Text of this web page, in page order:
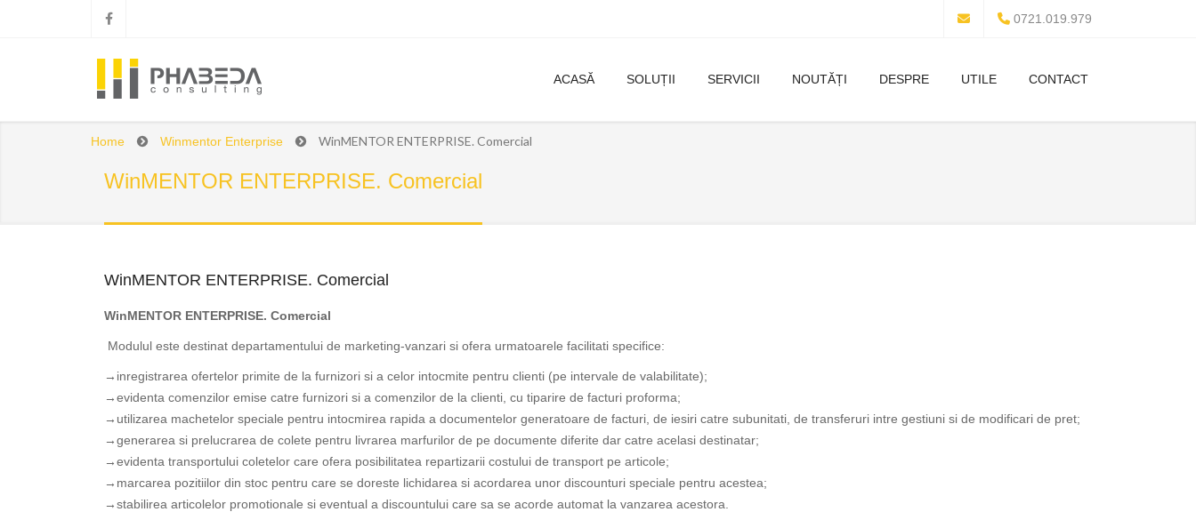
0721.019.979
ACASĂ SOLUȚII SERVICII NOUTĂȚI DESPRE UTILE CONTACT
WinMENTOR ENTERPRISE. Comercial
Home Winmentor Enterprise WinMENTOR ENTERPRISE. Comercial
WinMENTOR ENTERPRISE. Comercial
WinMENTOR ENTERPRISE. Comercial
Modulul este destinat departamentului de marketing-vanzari si ofera urmatoarele facilitati specifice:
→ inregistrarea ofertelor primite de la furnizori si a celor intocmite pentru clienti (pe intervale de valabilitate);
→evidenta comenzilor emise catre furnizori si a comenzilor de la clienti, cu tiparire de facturi proforma;
→ utilizarea machetelor speciale pentru intocmirea rapida a documentelor generatoare de facturi, de iesiri catre subunitati, de transferuri intre gestiuni si de modificari de pret;
→generarea si prelucrarea de colete pentru livrarea marfurilor de pe documente diferite dar catre acelasi destinatar;
→evidenta transportului coletelor care ofera posibilitatea repartizarii costului de transport pe articole;
→ marcarea pozitiilor din stoc pentru care se doreste lichidarea si acordarea unor discounturi speciale pentru acestea;
→stabilirea articolelor promotionale si eventual a discountului care sa se acorde automat la vanzarea acestora.